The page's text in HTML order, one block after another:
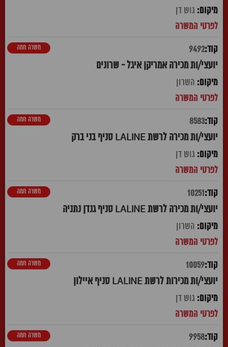
גוש דן
9492
יועצי/ות מכירה אמריקן איגל - שרונים
משרה חמה
השרון
8583
יועצי/ות מכירה לרשת LALINE סניף בני ברק
משרה חמה
גוש דן
10251
יועצי/ות מכירה לרשת LALINE סניף גנדן נתניה
משרה חמה
השרון
10059
יועצי/ות מכירות לרשת LALINE סניף איילון
משרה חמה
גוש דן
9958 משרה חמה